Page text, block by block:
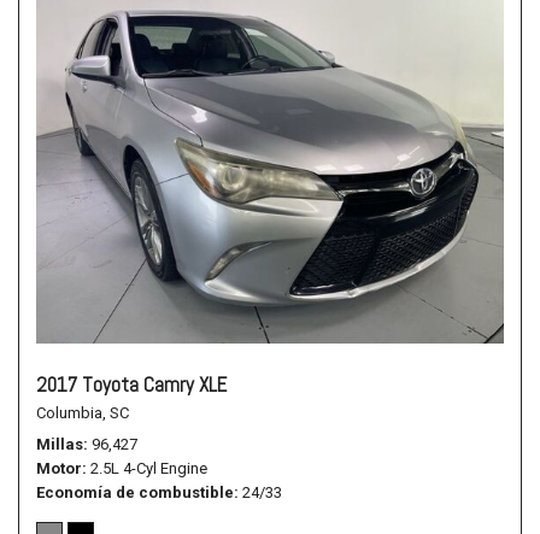
2017 Toyota Camry XLE
Columbia, SC
Millas 96,427
Motor 2.5L 4-Cyl Engine
Economía de combustible 24/33